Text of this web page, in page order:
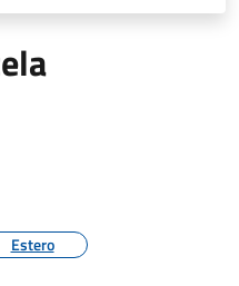
Estero